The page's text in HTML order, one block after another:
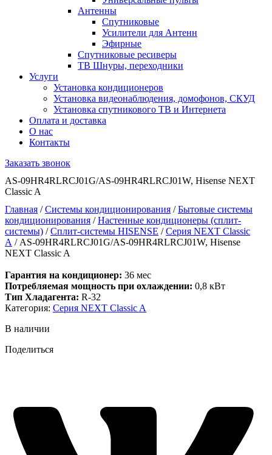
Антенны
Спутниковые
Усилители для Антенн
Эфирные
Спутниковые ресиверы
ТВ Шнуры, переходники
Услуги
Установка кондиционеров
Установка видеонаблюдения, домофонов, СКУД
Установка спутникового ТВ и Интернета
Оплата и доставка
О нас
Контакты
Заказать звонок
AS-09HR4RLRCJ01G/AS-09HR4RLRCJ01W, Hisense NEXT
Classic A
Главная /Системы кондиционирования /Бытовые системы
кондиционирования /Настенные кондиционеры (сплит-
системы) /Сплит-системы HISENSE /Серия NEXT Classic
A / AS-09HR4RLRCJ01G/AS-09HR4RLRCJ01W, Hisense
NEXT Classic A
Гарантия на кондиционер: 36 мес
Потребляемая мощность при охлаждении: 0,8 кВт
Тип Хладагента: R-32
Категория: Серия NEXT Classic A
В наличии
Поделиться